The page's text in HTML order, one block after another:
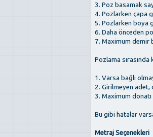
3. Poz basamak
4. Pozlarken çapa
5. Pozlarken boya
6. Daha önceden
7. Maximum demir
Pozlama
1. Varsa bağlı
2. Girilmeyen
3. Maximum
Bu gibi hatalar
Metraj Seçenekleri